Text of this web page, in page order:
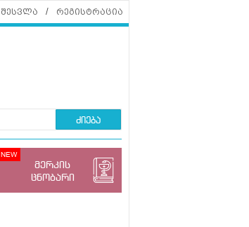
შესვლა რეგისტრაცია
ძიება
მერკის
ცნობარი